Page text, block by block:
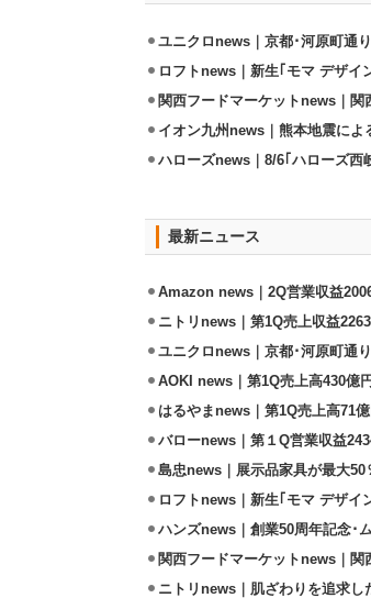
ユニクロnews｜京都･河原町通
ロフトnews｜新生｢モマ デザイ
関西フードマーケットnews｜
イオン九州news｜熊本地震によ
ハローズnews｜8/6｢ハローズ西
最新ニュース
Amazon news｜2Q営業収益
ニトリnews｜第1Q売上収益
ユニクロnews｜京都･河原町通
AOKI news｜第1Q売上高430億
はるやまnews｜第1Q売上高71
バローnews｜第１Q営業収益
島忠news｜展示品家具が最大
ロフトnews｜新生｢モマ デザイ
ハンズnews｜創業50周年記念･
関西フードマーケットnews｜
ニトリnews｜肌ざわりを追求し